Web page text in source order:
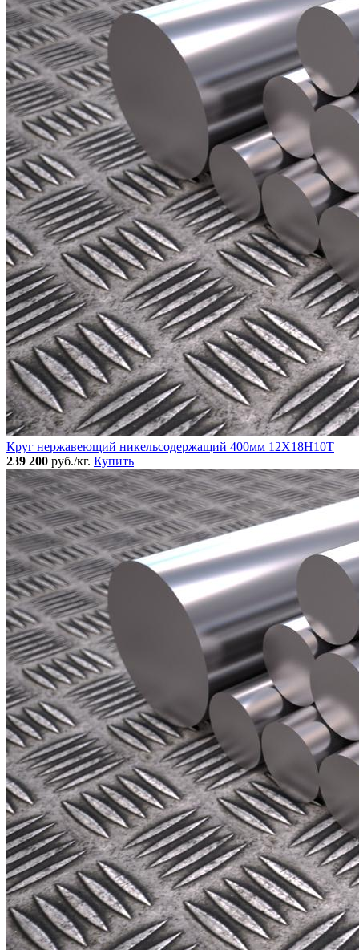
Круг нержавеющий никельсодержащий 400мм 12Х18Н10Т
239 200 руб./кг. Купить